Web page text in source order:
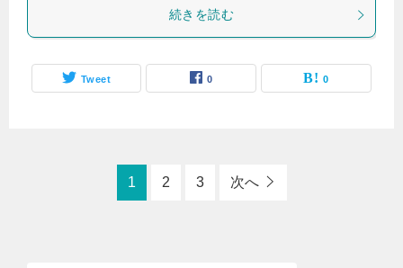
続きを読む
Tweet 0 0
1 2 3 次へ